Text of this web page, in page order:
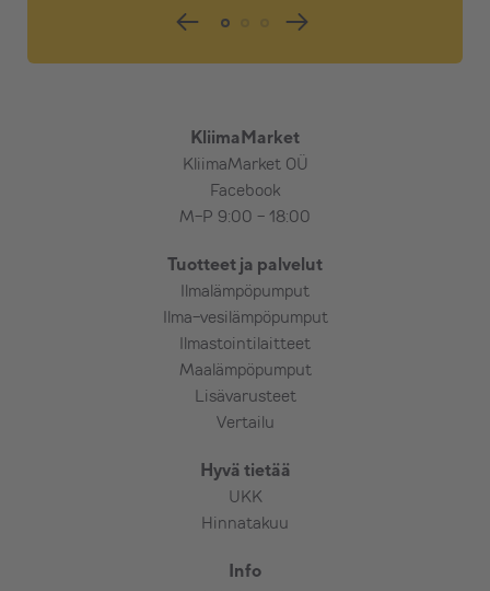
KliimaMarket
KliimaMarket OÜ
Facebook
M-P 9:00 - 18:00
Tuotteet ja palvelut
Ilmalämpöpumput
Ilma-vesilämpöpumput
Ilmastointilaitteet
Maalämpöpumput
Lisävarusteet
Vertailu
Hyvä tietää
UKK
Hinnatakuu
Info